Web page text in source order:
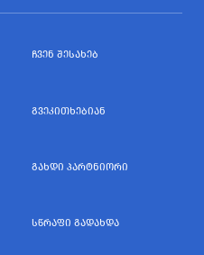
ᲩᲕᲔᲜ ᲨᲔᲡᲐᲮᲔᲑ
ᲒᲕᲔᲙᲘᲗᲮᲔᲑᲘᲐᲜ
ᲒᲐᲮᲓᲘ ᲞᲐᲠᲢᲜᲘᲝᲠᲘ
ᲡᲬᲠᲐᲤᲘ ᲒᲐᲓᲐᲮᲓᲐ